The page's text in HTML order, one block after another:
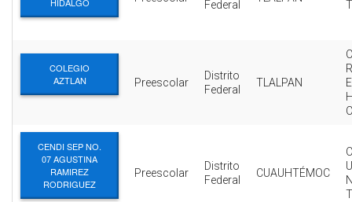
Federal
COLEGIO
AZTLAN
Preescolar
Distrito
Federal
TLALPAN
CENDI SEP NO.
07 AGUSTINA
RAMIREZ
RODRIGUEZ
Preescolar
Distrito
Federal
CUAUHTÉMOC